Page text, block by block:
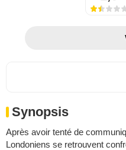
Synopsis
Après avoir tenté de
Londoniens se retrouvent